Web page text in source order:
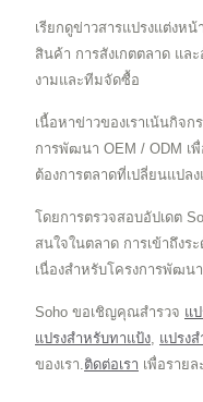
เรียกดูข่าวสารแปรงแต่งห
สินค้า การสังเกตตลาด แล
งามและทีมจัดซื้อ
เนื้อหาข่าวของเราเน้นกิจ
การพัฒนา OEM / ODM เ
ต้องการตลาดที่เปลี่ยนแปล
โดยการตรวจสอบอัปเดต
สนใจในตลาด การเข้าถึง
เนื่องสำหรับโครงการพัฒน
Soho ขอเชิญคุณสำรวจ แ
แปรงสำหรับทาแป้ง, แปรง
ของเรา.ติดต่อเรา เพื่อรายล